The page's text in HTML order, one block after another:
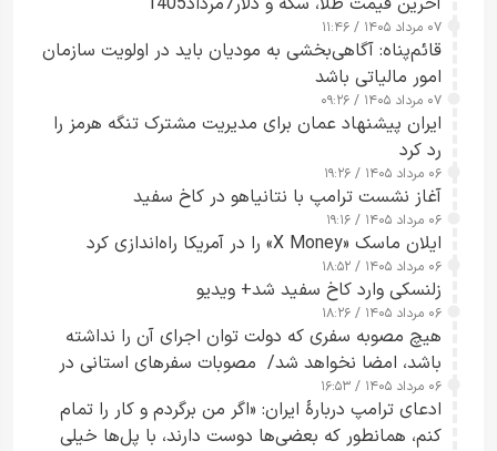
۰۷ مرداد ۱۴۰۵ / ۱۱:۴۶
قائم‌پناه: آگاهی‌بخشی به مودیان باید در اولویت سازمان
امور مالیاتی باشد
۰۷ مرداد ۱۴۰۵ / ۰۹:۲۶
ایران پیشنهاد عمان برای مدیریت مشترک تنگه هرمز را
رد کرد
۰۶ مرداد ۱۴۰۵ / ۱۹:۲۶
آغاز نشست ترامپ با نتانیاهو در کاخ سفید
۰۶ مرداد ۱۴۰۵ / ۱۹:۱۶
ایلان ماسک «X Money» را در آمریکا راه‌اندازی کرد
۰۶ مرداد ۱۴۰۵ / ۱۸:۵۲
زلنسکی وارد کاخ سفید شد+ ویدیو
۰۶ مرداد ۱۴۰۵ / ۱۸:۲۶
هیچ مصوبه سفری که دولت توان اجرای آن را نداشته
باشد، امضا نخواهد شد/ مصوبات سفرهای استانی در
چارچوب قانون بودجه است+ عکس
۰۶ مرداد ۱۴۰۵ / ۱۶:۵۳
ادعای ترامپ دربارهٔ ایران: «اگر من برگردم و کار را تمام
کنم، همانطور که بعضی‌ها دوست دارند، با پل‌ها خیلی